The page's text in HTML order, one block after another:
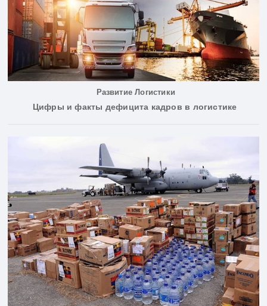
Развитие Логистики
Цифры и факты дефицита кадров в логистике